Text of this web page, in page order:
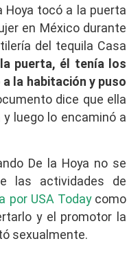
Hoya tocó a la puerta
en México durante
del tequila Casa
puerta, él tenía los
la habitación y puso
dice que ella
luego lo encaminó a
De la Hoya no se
las actividades de
por USA Todaycomo
y el promotor la
sexualmente.